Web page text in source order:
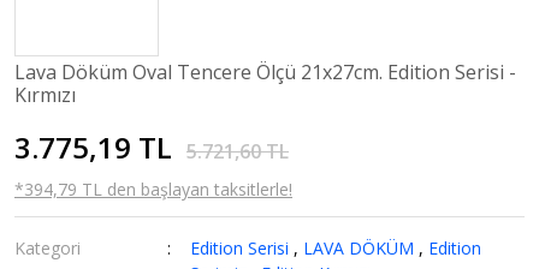
Lava Döküm Oval Tencere Ölçü 21x27cm. Edition Serisi -
Kırmızı
3.775,19 TL 5.721,60 TL
*394,79 TL den başlayan taksitlerle!
Kategori Edition Serisi , LAVA DÖKÜM , Edition